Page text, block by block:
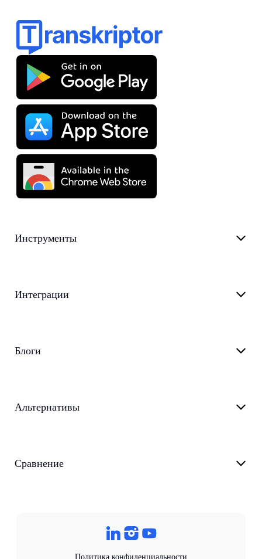
Инструменты
Интеграции
Блоги
Альтернативы
Сравнение
Политика конфиденциальности